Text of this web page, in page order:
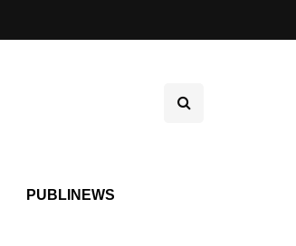
PUBLINEWS